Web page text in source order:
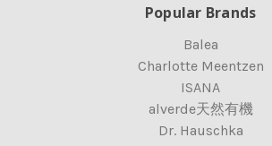
Popular Brands
Balea
Charlotte Meentzen
ISANA
alverde天然有機
Dr. Hauschka